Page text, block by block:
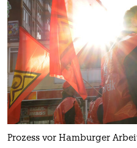
Prozess vor Hamburger